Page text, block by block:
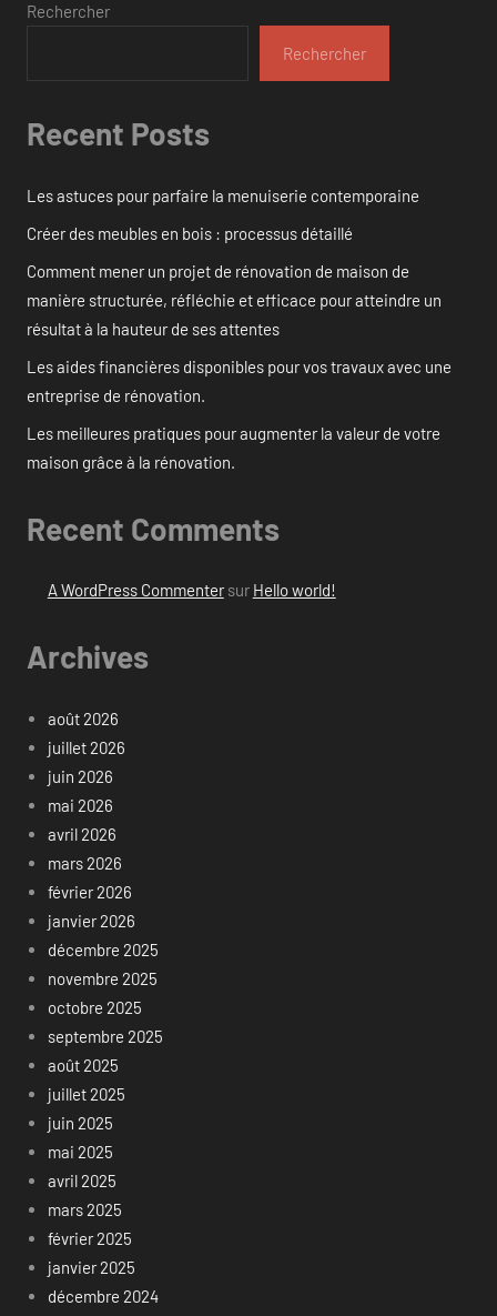
Rechercher
Rechercher
Recent Posts
Les astuces pour parfaire la menuiserie contemporaine
Créer des meubles en bois : processus détaillé
Comment mener un projet de rénovation de maison de
manière structurée, réfléchie et efficace pour atteindre un
résultat à la hauteur de ses attentes
Les aides financières disponibles pour vos travaux avec une
entreprise de rénovation.
Les meilleures pratiques pour augmenter la valeur de votre
maison grâce à la rénovation.
Recent Comments
A WordPress Commentersur Hello world!
Archives
août 2026
juillet 2026
juin 2026
mai 2026
avril 2026
mars 2026
février 2026
janvier 2026
décembre 2025
novembre 2025
octobre 2025
septembre 2025
août 2025
juillet 2025
juin 2025
mai 2025
avril 2025
mars 2025
février 2025
janvier 2025
décembre 2024